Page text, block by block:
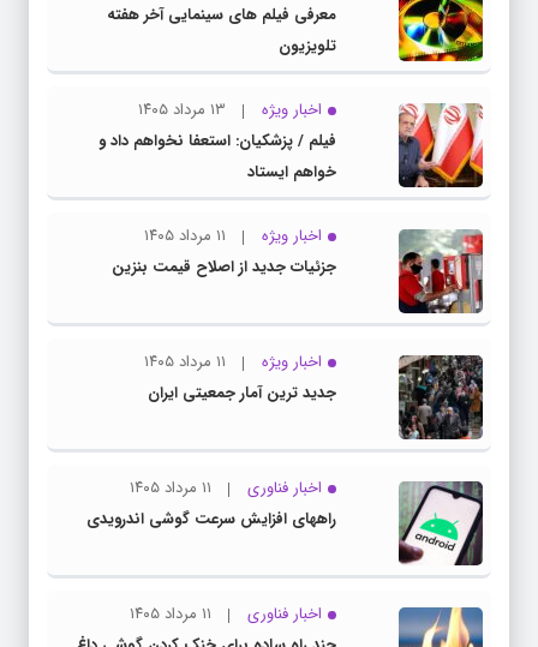
معرفی فیلم های سینمایی آخر هفته
تلویزیون
اخبار ویژه
۱۳ مرداد ۱۴۰۵
فیلم / پزشکیان: استعفا نخواهم داد و
خواهم ایستاد
اخبار ویژه
۱۱ مرداد ۱۴۰۵
جزئیات جدید از اصلاح قیمت بنزین
اخبار ویژه
۱۱ مرداد ۱۴۰۵
جدید ترین آمار جمعیتی ایران
اخبار فناوری
۱۱ مرداد ۱۴۰۵
راههای افزایش سرعت گوشی اندرویدی
اخبار فناوری
۱۱ مرداد ۱۴۰۵